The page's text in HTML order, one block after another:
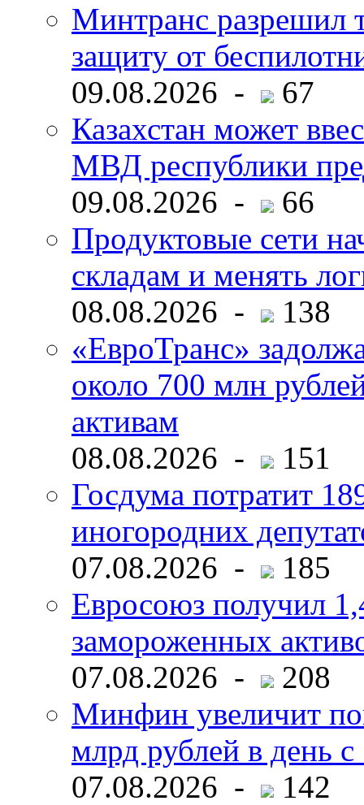
Минтранс разрешил
защиту от
09.08.2026 -
67
Казахстан может
МВД республики
09.08.2026 -
66
Продуктовые сети
складам и менять
08.08.2026 -
138
«ЕвроТранс»
около 700 млн
активам
08.08.2026 -
151
Госдума потратит
иногородних
07.08.2026 -
185
Евросоюз получил
замороженных
07.08.2026 -
208
Минфин увеличит
млрд рублей в день с
07.08.2026 -
142